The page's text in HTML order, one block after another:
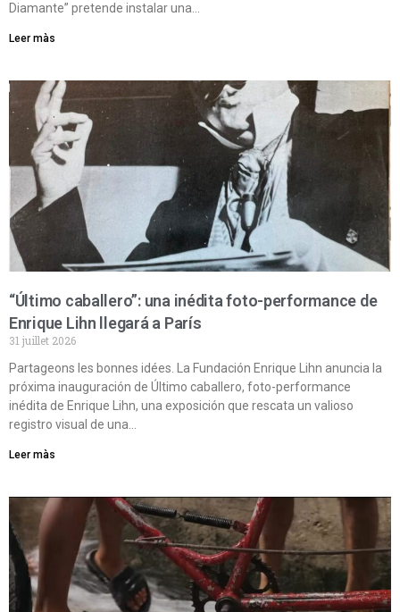
Diamante” pretende instalar una…
Leer màs
“Último caballero”: una inédita foto-performance de
Enrique Lihn llegará a París
31 juillet 2026
Partageons les bonnes idées. La Fundación Enrique Lihn anuncia la
próxima inauguración de Último caballero, foto-performance
inédita de Enrique Lihn, una exposición que rescata un valioso
registro visual de una…
Leer màs